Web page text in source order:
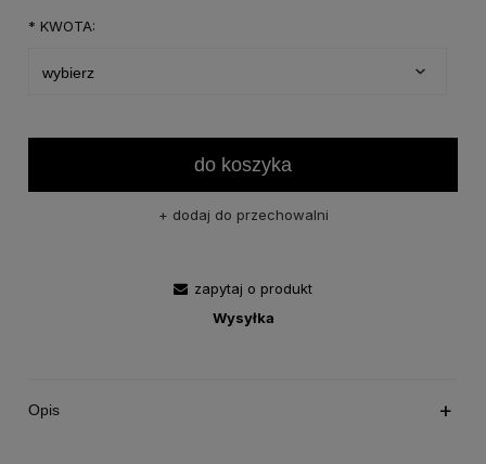
* KWOTA:
do koszyka
dodaj do przechowalni
zapytaj o produkt
Wysyłka
Opis